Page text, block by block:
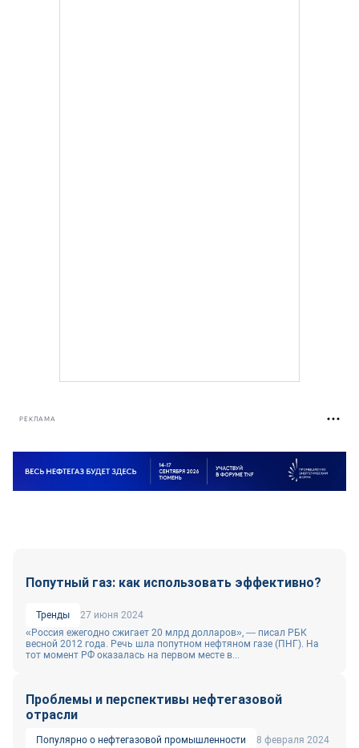
РЕКЛАМА
Попутный газ: как использовать эффективно?
Тренды
27 июня 2024
«Россия ежегодно сжигает 20 млрд долларов», — писал РБК
весной 2012 года. Речь шла попутном нефтяном газе (ПНГ). На
тот момент РФ оказалась на первом месте в...
Проблемы и перспективы нефтегазовой
отрасли
Популярно о нефтегазовой промышленности
8 февраля 2024